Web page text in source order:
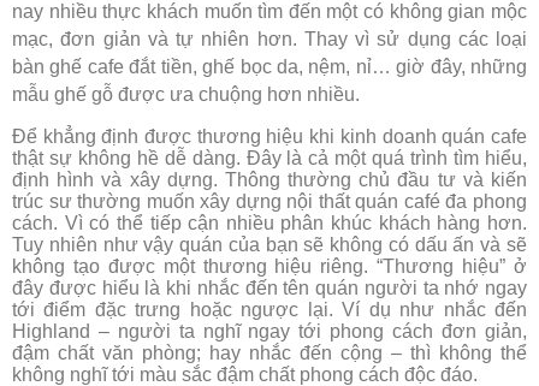
nay nhiều thực khách muốn tìm đến một có không gian mộc
mạc, đơn giản và tự nhiên hơn. Thay vì sử dụng các loại
bàn ghế cafe đắt tiền, ghế bọc da, nệm, nỉ… giờ đây, những
mẫu ghế gỗ được ưa chuộng hơn nhiều.
Để khẳng định được thương hiệu khi kinh doanh quán cafe
thật sự không hề dễ dàng. Đây là cả một quá trình tìm hiểu,
định hình và xây dựng. Thông thường chủ đầu tư và kiến
trúc sư thường muốn xây dựng nội thất quán café đa phong
cách. Vì có thể tiếp cận nhiều phân khúc khách hàng hơn.
Tuy nhiên như vậy quán của bạn sẽ không có dấu ấn và sẽ
không tạo được một thương hiệu riêng. “Thương hiệu” ở
đây được hiểu là khi nhắc đến tên quán người ta nhớ ngay
tới điểm đặc trưng hoặc ngược lại. Ví dụ như nhắc đến
Highland – người ta nghĩ ngay tới phong cách đơn giản,
đậm chất văn phòng; hay nhắc đến cộng – thì không thể
không nghĩ tới màu sắc đậm chất phong cách độc đáo.